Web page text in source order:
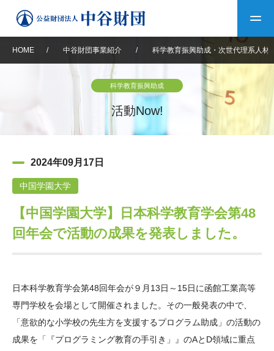
中谷財団について
設立趣意書
沿革 40年史デジタルブック
中谷財団40年史
役員・評議員 公開情報
年報一覧 中谷財団レポート
中谷財団事業紹介
神戸賞 長期大型研究助成
大学院生奨学金
国際学生交流プログラ
ム
科学教育振興助成・
その他情報
アクセス よくあるご質問
サイトマップ 中谷財団アーカイブ
日本語 English マイページ
HOME / 中谷財団事業紹介 / 科学教育振興助成・次世代理系人材
科学教育振興助成
活動Now!
2024年09月17日
中国学園大学
【中国学園大学】日本科学教育学会第48
回年会で活動の成果を発表しました。
日本科学教育学会第48回年会が９月 13日～ 15日に函館工業高等
専門学校を会場として開催されました。その一般発表の中で、
「意欲的な小学校の先生方を支援するプログラム助成」の活動の
成果を「『プログラミング教育の手引き」』のAと D領域に重点